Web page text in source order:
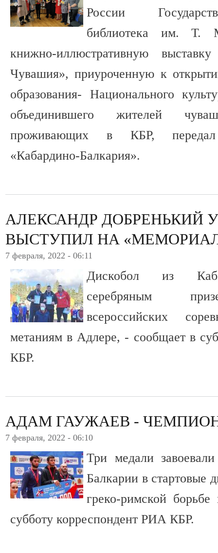
России
библиотека им. Т.
книжно-иллюстративную
Чувашия», приуроченную к
образования- Национального
объединившего жителей
проживающих в КБР,
«Кабардино-Балкария».
АЛЕКСАНДР ДОБРЕНЬКИЙ
ВЫСТУПИЛ НА
7 февраля, 2022 - 06:11
Дискобол из
серебряным
всероссийских
метаниям в Адлере, - сообщает в
КБР.
АДАМ ГАУЖАЕВ -
7 февраля, 2022 - 06:10
Три медали
Балкарии в стартовые
греко-римской
субботу корреспондент РИА КБР.